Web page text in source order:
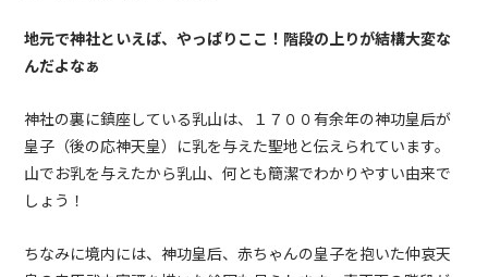
地元で神社といえば、やっぱりここ！階段の上りが結構大変な
んだよなぁ
神社の裏に鎮座している乳山は、１７００有余年の神功皇后が
皇子（後の応神天皇）に乳を与えた聖地と伝えられています。
山でお乳を与えたから乳山、何とも簡潔でわかりやすい由来で
しょう！
ちなみに境内には、神功皇后、赤ちゃんの皇子を抱いた仲哀天